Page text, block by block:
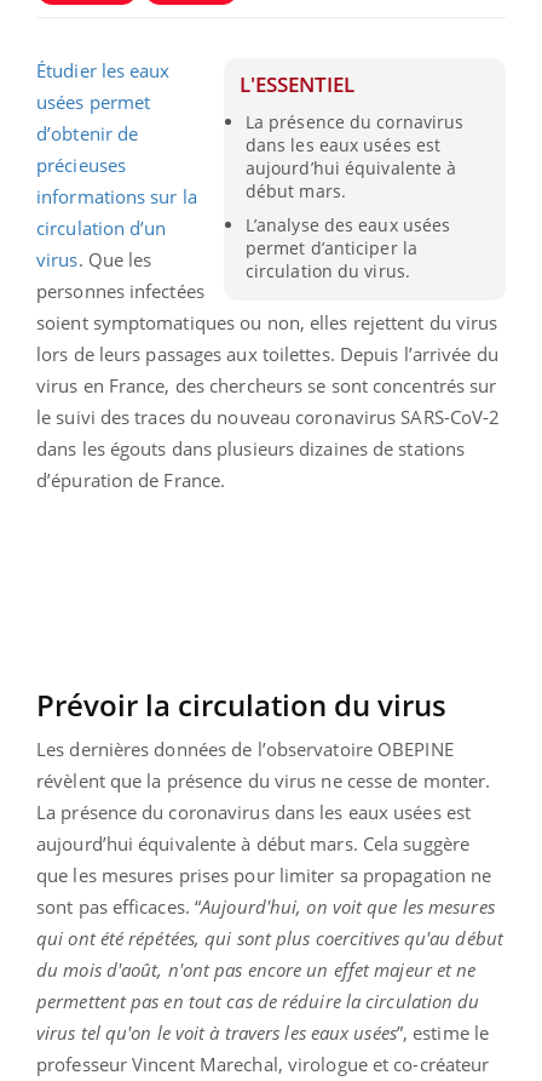
L'ESSENTIEL
La présence du cornavirus
dans les eaux usées est
aujourd’hui équivalente à
début mars.
L’analyse des eaux usées
permet d’anticiper la
circulation du virus.
Étudier les eaux
usées permet
d’obtenir de
précieuses
informations sur la
circulation d’un
virus. Que les
personnes infectées
soient symptomatiques ou non, elles rejettent du virus
lors de leurs passages aux toilettes. Depuis l’arrivée du
virus en France, des chercheurs se sont concentrés sur
le suivi des traces du nouveau coronavirus SARS-CoV-2
dans les égouts dans plusieurs dizaines de stations
d’épuration de France.
Prévoir la circulation du virus
Les dernières données de l’observatoire OBEPINE
révèlent que la présence du virus ne cesse de monter.
La présence du coronavirus dans les eaux usées est
aujourd’hui équivalente à début mars. Cela suggère
que les mesures prises pour limiter sa propagation ne
sont pas efficaces. “Aujourd'hui, on voit que les mesures
qui ont été répétées, qui sont plus coercitives qu'au début
du mois d'août, n'ont pas encore un effet majeur et ne
permettent pas en tout cas de réduire la circulation du
virus tel qu'on le voit à travers les eaux usées”, estime le
professeur Vincent Marechal, virologue et co-créateur